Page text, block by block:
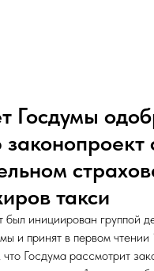
Госдумы
такси
был инициирован группой
и принят в первом чтении
Госдума рассмотрит